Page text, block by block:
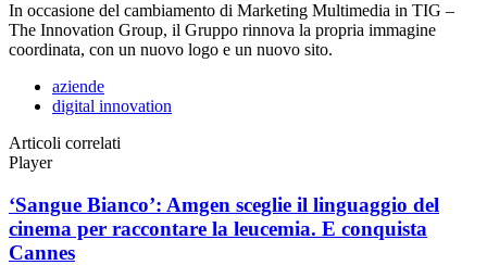
In occasione del cambiamento di Marketing Multimedia in TIG –
The Innovation Group, il Gruppo rinnova la propria immagine
coordinata, con un nuovo logo e un nuovo sito.
aziende
digital innovation
Articoli correlati
Player
‘Sangue Bianco’: Amgen sceglie il linguaggio del
cinema per raccontare la leucemia. E conquista
Cannes